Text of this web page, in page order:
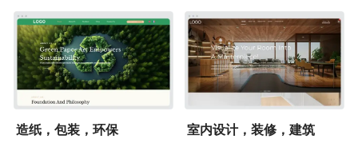
造纸，包装，环保 室内设计，装修，建筑